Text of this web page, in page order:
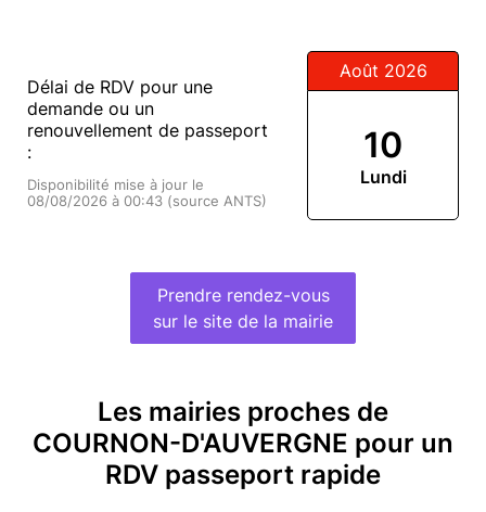
Délai de RDV pour une
demande ou un
renouvellement de passeport
:
Disponibilité mise à jour le
08/08/2026 à 00:43 (source ANTS)
Août 2026
10
Lundi
Prendre rendez-vous
sur le site de la mairie
Les mairies proches de
COURNON-D'AUVERGNE pour un
RDV passeport rapide